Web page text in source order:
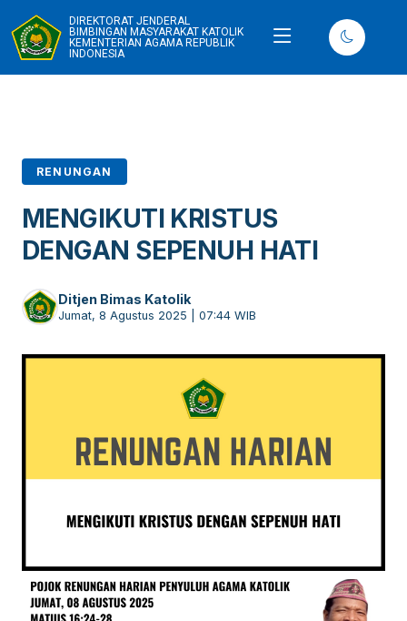
DIREKTORAT JENDERAL
BIMBINGAN MASYARAKAT KATOLIK
KEMENTERIAN AGAMA REPUBLIK
INDONESIA
RENUNGAN
MENGIKUTI KRISTUS
DENGAN SEPENUH HATI
Ditjen Bimas Katolik
Jumat, 8 Agustus 2025 | 07:44 WIB